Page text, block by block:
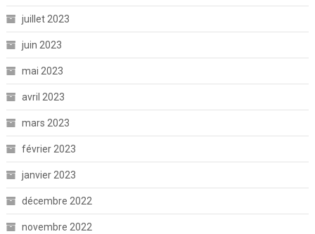
juillet 2023
juin 2023
mai 2023
avril 2023
mars 2023
février 2023
janvier 2023
décembre 2022
novembre 2022